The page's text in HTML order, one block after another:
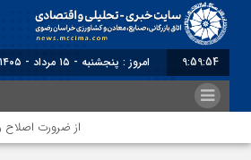
9:59:54 امروز : پنجشنبه - ۱۵ مرداد - ۱۴۰۵
از ضرورت اصلاح